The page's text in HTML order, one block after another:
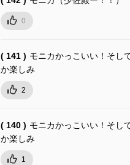
0
( 141 ) モニカかっこいい！そし
か楽しみ
2
( 140 ) モニカかっこいい！そし
か楽しみ
1